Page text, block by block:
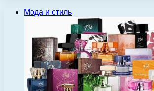
Мода и стиль